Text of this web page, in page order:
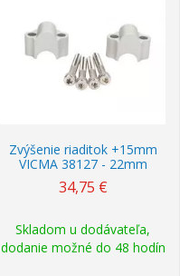
Zvýšenie riaditok +15mm
VICMA 38127 - 22mm
34,75 €
Skladom u dodávateľa,
dodanie možné do 48 hodín